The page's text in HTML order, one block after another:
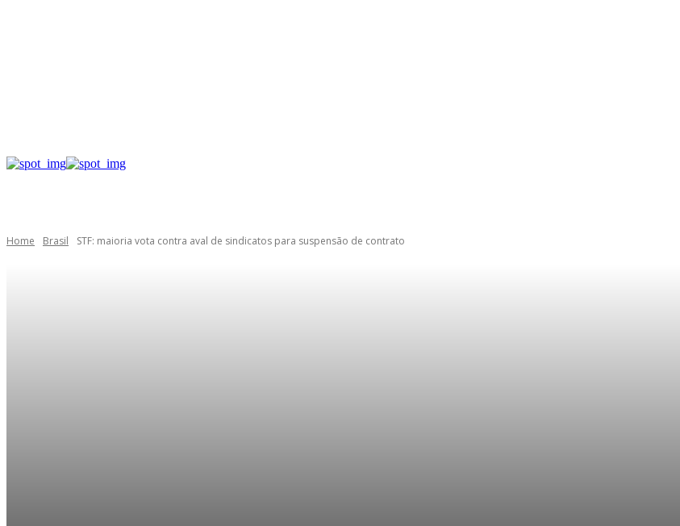
Home Brasil STF: maioria vota contra aval de sindicatos para suspensão de contrato